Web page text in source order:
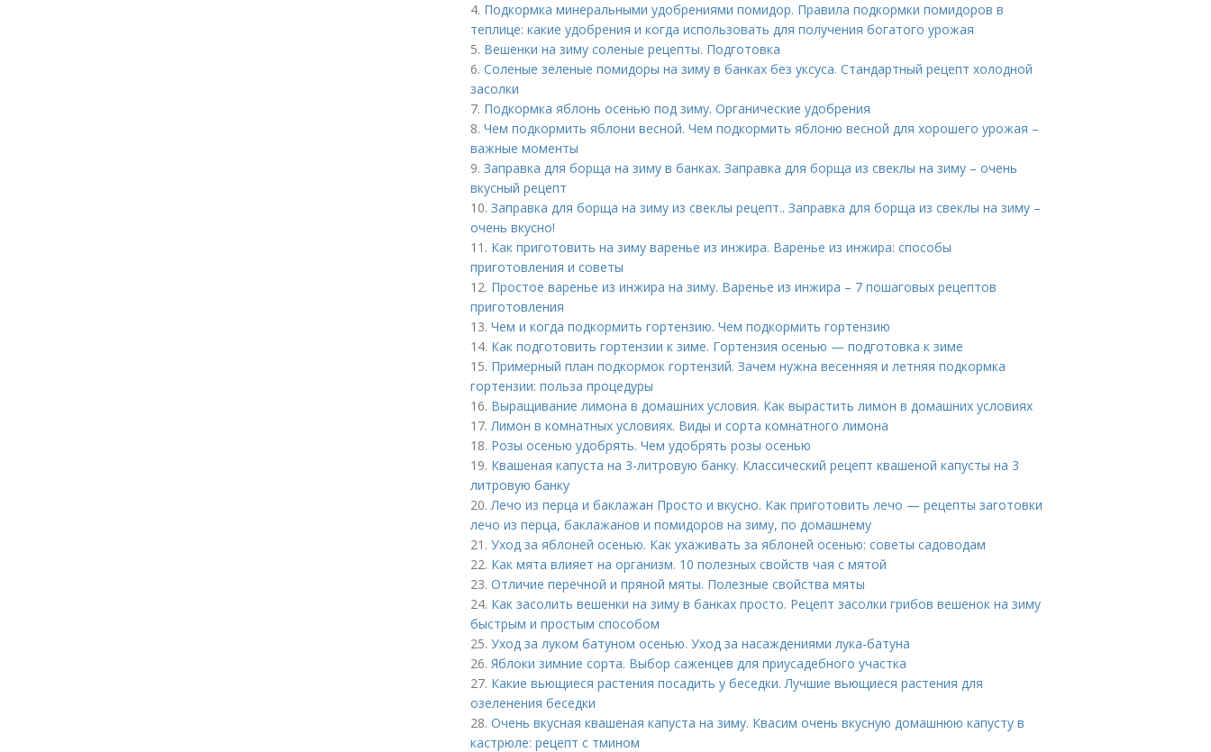
4. Подкормка минеральными удобрениями помидор. Правила подкормки помидоров в
теплице: какие удобрения и когда использовать для получения богатого урожая
5. Вешенки на зиму соленые рецепты. Подготовка
6. Соленые зеленые помидоры на зиму в банках без уксуса. Стандартный рецепт холодной
засолки
7. Подкормка яблонь осенью под зиму. Органические удобрения
8. Чем подкормить яблони весной. Чем подкормить яблоню весной для хорошего урожая –
важные моменты
9. Заправка для борща на зиму в банках. Заправка для борща из свеклы на зиму – очень
вкусный рецепт
10. Заправка для борща на зиму из свеклы рецепт.. Заправка для борща из свеклы на зиму –
очень вкусно!
11. Как приготовить на зиму варенье из инжира. Варенье из инжира: способы
приготовления и советы
12. Простое варенье из инжира на зиму. Варенье из инжира – 7 пошаговых рецептов
приготовления
13. Чем и когда подкормить гортензию. Чем подкормить гортензию
14. Как подготовить гортензии к зиме. Гортензия осенью — подготовка к зиме
15. Примерный план подкормок гортензий. Зачем нужна весенняя и летняя подкормка
гортензии: польза процедуры
16. Выращивание лимона в домашних условия. Как вырастить лимон в домашних условиях
17.Лимон в комнатных условиях. Виды и сорта комнатного лимона
18. Розы осенью удобрять. Чем удобрять розы осенью
19. Квашеная капуста на 3-литровую банку. Классический рецепт квашеной капусты на 3
литровую банку
20.Лечо из перца и баклажан Просто и вкусно. Как приготовить лечо — рецепты заготовки
лечо из перца, баклажанов и помидоров на зиму, по домашнему
21. Уход за яблоней осенью. Как ухаживать за яблоней осенью: советы садоводам
22. Как мята влияет на организм. 10 полезных свойств чая с мятой
23. Отличие перечной и пряной мяты. Полезные свойства мяты
24. Как засолить вешенки на зиму в банках просто. Рецепт засолки грибов вешенок на зиму
быстрым и простым способом
25. Уход за луком батуном осенью. Уход за насаждениями лука-батуна
26. Яблоки зимние сорта. Выбор саженцев для приусадебного участка
27. Какие вьющиеся растения посадить у беседки. Лучшие вьющиеся растения для
озеленения беседки
28. Очень вкусная квашеная капуста на зиму. Квасим очень вкусную домашнюю капусту в
кастрюле: рецепт с тмином